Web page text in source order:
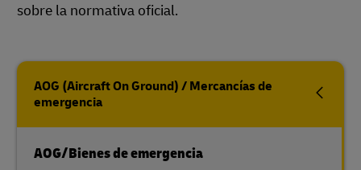
sobre la normativa oficial.
AOG (Aircraft On Ground) / Mercancías de
emergencia
AOG/Bienes de emergencia